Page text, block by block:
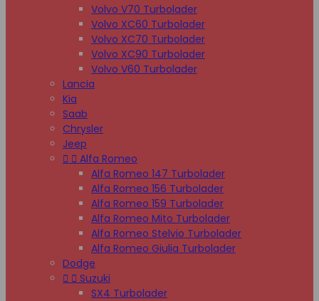
Volvo V70 Turbolader
Volvo XC60 Turbolader
Volvo XC70 Turbolader
Volvo XC90 Turbolader
Volvo V60 Turbolader
Lancia
Kia
Saab
Chrysler
Jeep
  Alfa Romeo
Alfa Romeo 147 Turbolader
Alfa Romeo 156 Turbolader
Alfa Romeo 159 Turbolader
Alfa Romeo Mito Turbolader
Alfa Romeo Stelvio Turbolader
Alfa Romeo Giulia Turbolader
Dodge
  Suzuki
SX4 Turbolader